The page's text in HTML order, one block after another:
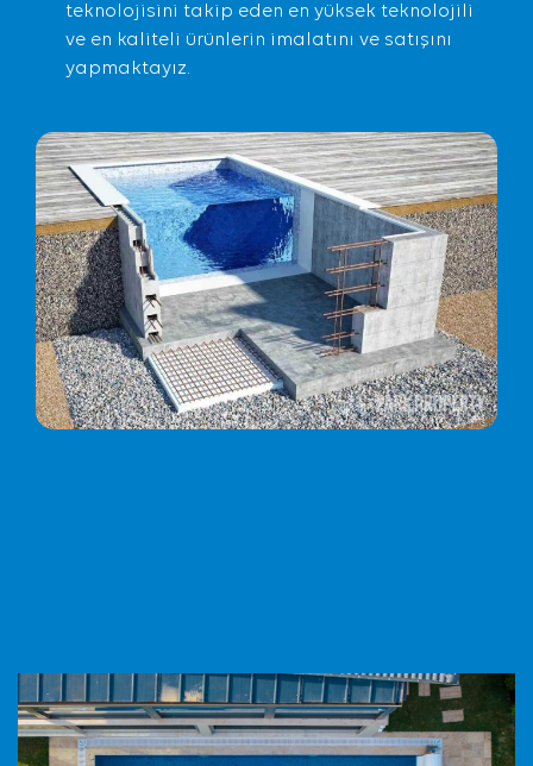
teknolojisini takip eden en yüksek teknolojili
ve en kaliteli ürünlerin imalatını ve satışını
yapmaktayız.